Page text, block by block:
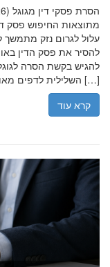
מתוצאות החיפוש פסק
עלול לגרום נזק מתמשך
להסיר את פסק הדין
להגיש בקשת הסרה
השלילית לדפים מאוחרים יותר […]
קרא עוד